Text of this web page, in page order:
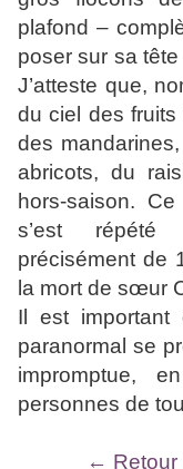
plafond –
poser sur sa
J’atteste que,
du ciel des
des
abricots, du
hors-saison.
s’est répété
précisément de
la mort de sœur
Il est important
paranormal se
impromptue,
personnes de
← Retour